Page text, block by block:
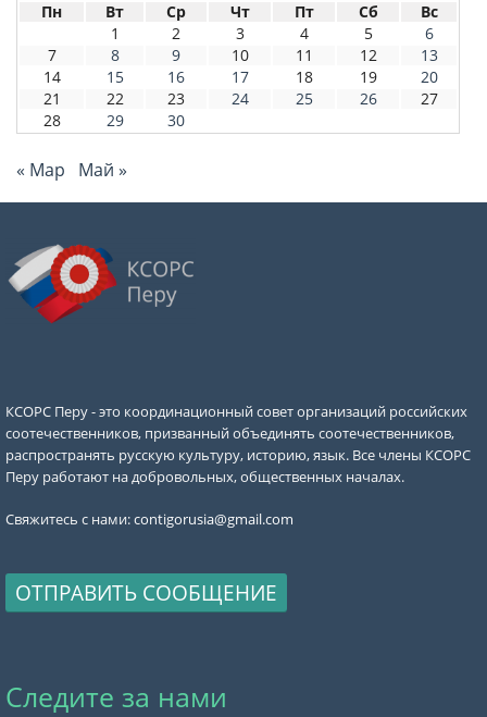
Пн Вт Ср Чт Пт Сб
Вс
1
2 3 4 5
6
7
8 9 10 11 12
13
14
15 16 17 18 19
20
21
22 23 24 25 26
27
28
29 30
« Мар Май »
КСОРС Перу - это координационный совет организаций российских
соотечественников, призванный объединять соотечественников,
распространять русскую культуру, историю, язык. Все члены КСОРС
Перу работают на добровольных, общественных началах.
Свяжитесь с нами:contigorusia@gmail.com
ОТПРАВИТЬ СООБЩЕНИЕ
Следите за нами